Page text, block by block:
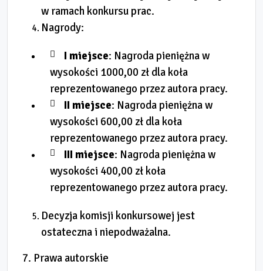
w ramach konkursu prac.
Nagrody:
I miejsce: Nagroda pieniężna w
wysokości 1000,00 zł dla koła
reprezentowanego przez autora pracy.
II miejsce: Nagroda pieniężna w
wysokości 600,00 zł dla koła
reprezentowanego przez autora pracy.
III miejsce: Nagroda pieniężna w
wysokości 400,00 zł koła
reprezentowanego przez autora pracy.
Decyzja komisji konkursowej jest
ostateczna i niepodważalna.
7. Prawa autorskie